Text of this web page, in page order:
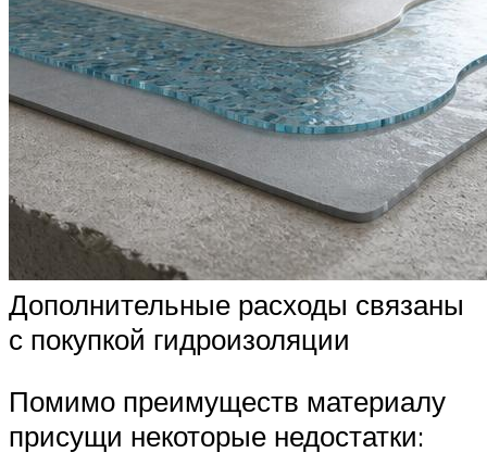
Дополнительные расходы связаны
с покупкой гидроизоляции
Помимо преимуществ материалу
присущи некоторые недостатки: